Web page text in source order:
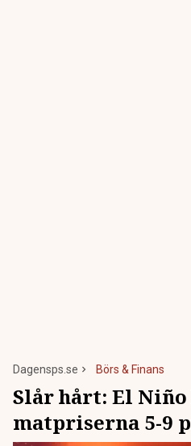
Dagensps.se Börs & Finans
Slår hårt: El
matpriserna 5-9